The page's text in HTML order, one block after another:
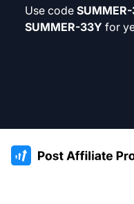
Use code
SUMMER-33Y for
:site.title